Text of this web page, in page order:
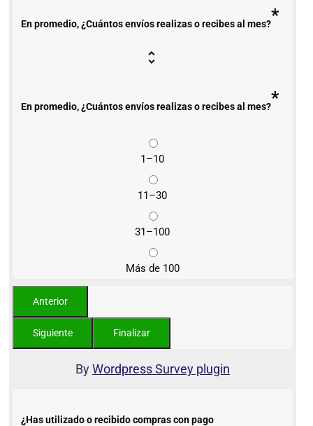
En promedio, ¿Cuántos envíos realizas o recibes al mes?*
En promedio, ¿Cuántos envíos realizas o recibes al mes?*
1–10
11–30
31–100
Más de 100
ByWordpress Survey plugin
¿Has utilizado o recibido compras con pago